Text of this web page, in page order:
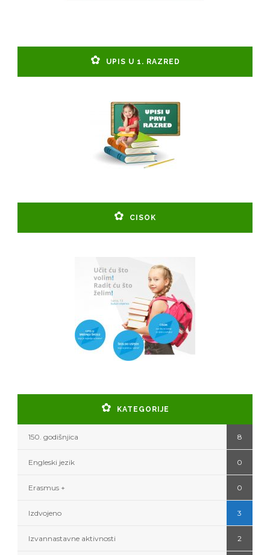
UPIS U 1. RAZRED
CISOK
KATEGORIJE
150. godišnjica 8
Engleski jezik 0
Erasmus + 0
Izdvojeno 3
Izvannastavne aktivnosti 2